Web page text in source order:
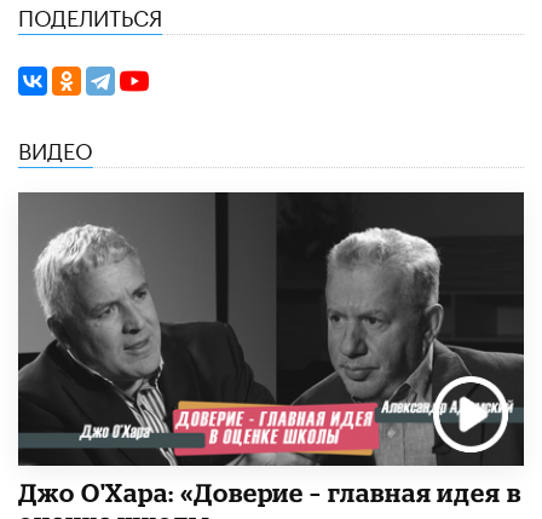
ПОДЕЛИТЬСЯ
ВИДЕО
Джо О'Хара: «Доверие – главная идея в